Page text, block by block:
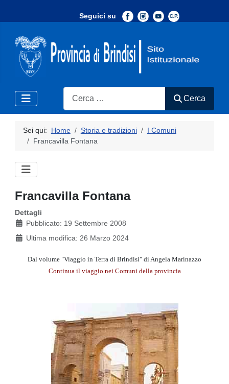
Seguici su
Search
Cerca
Sei qui: Home Storia e tradizioni
I Comuni
Francavilla Fontana
Francavilla Fontana
Dettagli
Pubblicato: 19 Settembre 2008
Ultima modifica: 26 Marzo 2024
Dal volume "Viaggio in Terra di Brindisi" di Angela Marinazzo
Continua il viaggio nei Comuni della provincia